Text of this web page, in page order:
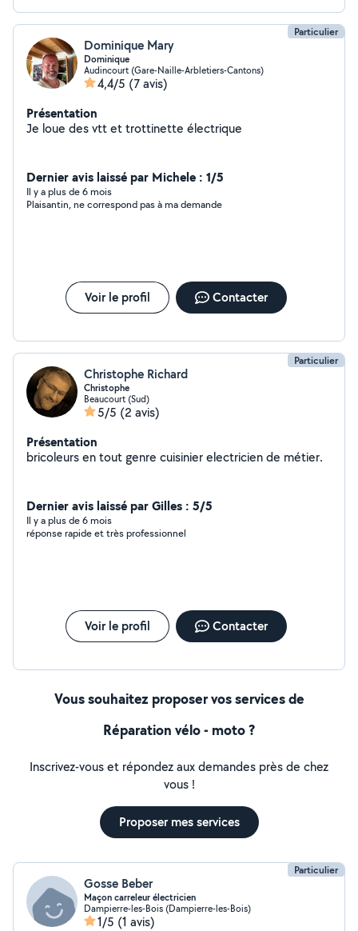
Particulier
Dominique Mary
Dominique
Audincourt (Gare-Naille-Arbletiers-Cantons)
4,4/5 (7 avis)
Présentation
Je loue des vtt et trottinette électrique
Dernier avis laissé par Michele : 1/5
Il y a plus de 6 mois
Plaisantin, ne correspond pas à ma demande
Voir le profil Contacter
Particulier
Christophe Richard
Christophe
Beaucourt (Sud)
5/5 (2 avis)
Présentation
bricoleurs en tout genre cuisinier electricien de métier.
Dernier avis laissé par Gilles : 5/5
Il y a plus de 6 mois
réponse rapide et très professionnel
Voir le profil Contacter
Vous souhaitez proposer vos services de
Réparation vélo - moto ?
Inscrivez-vous et répondez aux demandes près de chez
vous !
Proposer mes services
Particulier
Gosse Beber
Maçon carreleur électricien
Dampierre-les-Bois (Dampierre-les-Bois)
1/5 (1 avis)